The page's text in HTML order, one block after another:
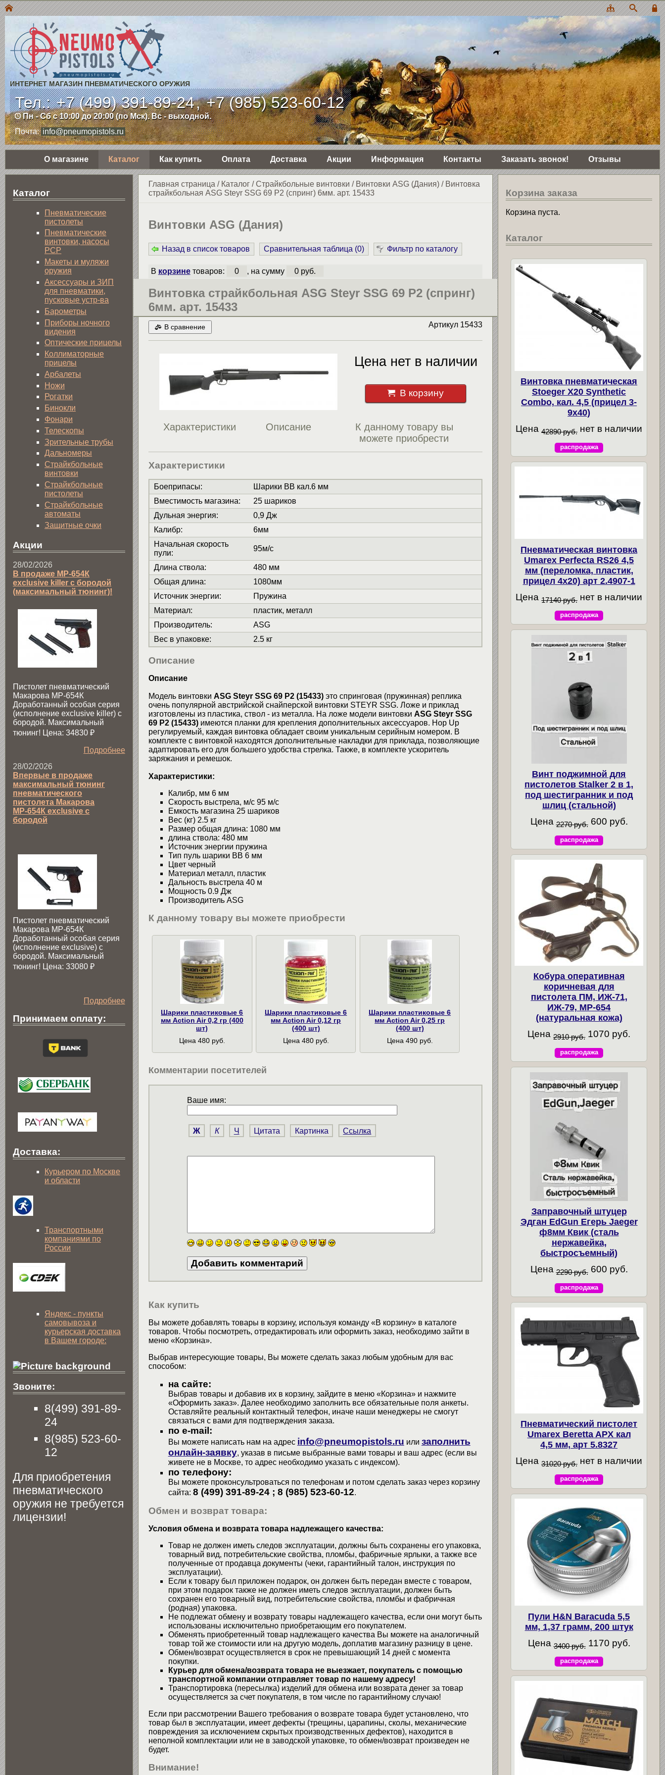
ИНТЕРНЕТ МАГАЗИН ПНЕВМАТИЧЕСКОГО ОРУЖИЯ
Тел.:+7 (499) 391-89-24,+7 (985) 523-60-12
Пн - Сб с 10:00 до 20:00 (по Мск). Вс - выходной.
Почта: info@pneumopistols.ru
О магазине Каталог Как купить Оплата Доставка Акции Информация Контакты Заказать звонок! Отзывы
Главная страница / Каталог/Страйкбольные винтовки / Винтовки ASG (Дания)/ Винтовка
страйкбольная ASG Steyr SSG 69 P2 (спринг) 6мм. арт. 15433
Винтовки ASG (Дания)
Назад в список товаров Сравнительная таблица (0) Фильтр по каталогу
В корзинетоваров: 0 , на сумму 0 руб.
Винтовка страйкбольная ASG Steyr SSG 69 P2 (спринг)
6мм. арт. 15433
В сравнение Артикул 15433
Цена нет в наличии
В корзину
Характеристики Описание
К данному товару вы
можете приобрести
Характеристики
Боеприпасы:
Шарики BB кал.6 мм
Вместимость магазина:
25 шариков
Дульная энергия:
0,9 Дж
Калибр:
6мм
Начальная скорость
пули:
95м/с
Длина ствола:
480 мм
Общая длина:
1080мм
Источник энергии:
Пружина
Материал:
пластик, металл
Производитель:
ASG
Вес в упаковке: 2.5 кг
Описание
Описание
Модель винтовки ASG Steyr SSG 69 P2 (15433)это спринговая (пружинная) реплика
очень популярной австрийской снайперской винтовки STEYR SSG. Ложе и приклад
изготовлены из пластика, ствол - из металла. На ложе модели винтовки ASG Steyr SSG
69 P2 (15433)имеются планки для крепления дополнительных аксессуаров. Hop Up
регулируемый, каждая винтовка обладает своим уникальным серийным номером. В
комплекте с винтовкой находятся дополнительные накладки для приклада, позволяющие
адаптировать его для большего удобства стрелка. Также, в комплекте ускоритель
заряжания и ремешок.
Характеристики:
Калибр, мм 6 мм
Скорость выстрела, м/с 95 м/с
Емкость магазина 25 шариков
Вес (кг) 2.5 кг
Размер общая длина: 1080 мм
длина ствола: 480 мм
Источник энергии пружина
Тип пуль шарики ВВ 6 мм
Цвет черный
Материал металл, пластик
Дальность выстрела 40 м
Мощность 0.9 Дж
Производитель ASG
К данному товару вы можете приобрести
Шарики пластиковые 6
мм Action Air 0,2 гр (400
шт)
Цена 480 руб.
Шарики пластиковые 6
мм Action Air 0,12 гр
(400 шт)
Цена 480 руб.
Шарики пластиковые 6
мм Action Air 0,25 гр
(400 шт)
Цена 490 руб.
Комментарии посетителей
Ваше имя:
Ж К Ч Цитата Картинка Ссылка
Как купить
Вы можете добавлять товары в корзину, используя команду «В корзину» в каталоге
товаров. Чтобы посмотреть, отредактировать или оформить заказ, необходимо зайти в
меню «Корзина».
Выбрав интересующие товары, Вы можете сделать заказ любым удобным для вас
способом:
на сайте:
Выбрав товары и добавив их в корзину, зайдите в меню «Корзина» и нажмите
«Оформить заказ». Далее необходимо заполнить все обязательные поля анкеты.
Оставляйте реальный контактный телефон, иначе наши менеджеры не смогут
связаться с вами для подтверждения заказа.
по e-mail:
Вы можете написать нам на адрес info@pneumopistols.ru или заполнить
онлайн-заявку, указав в письме выбранные вами товары и ваш адрес (если вы
живете не в Москве, то адрес необходимо указать с индексом).
по телефону:
Вы можете проконсультроваться по телефонам и потом сделать заказ через корзину
сайта: 8 (499) 391-89-24 ; 8 (985) 523-60-12.
Обмен и возврат товара:
Условия обмена и возврата товара надлежащего качества:
Товар не должен иметь следов эксплуатации, должны быть сохранены его упаковка,
товарный вид, потребительские свойства, пломбы, фабричные ярлыки, а также все
полученные от продавца документы (чеки, гарантийный талон, инструкция по
эксплуатации).
Если к товару был приложен подарок, он должен быть передан вместе с товаром,
при этом подарок также не должен иметь следов эксплуатации, должен быть
сохранен его товарный вид, потребительские свойства, пломбы и фабричная
(родная) упаковка.
Не подлежат обмену и возврату товары надлежащего качества, если они могут быть
использованы исключительно приобретающим его покупателем.
Обменять приобретенный товар надлежащего качества Вы можете на аналогичный
товар той же стоимости или на другую модель, доплатив магазину разницу в цене.
Обмен/возврат осуществляется в срок не превышающий 14 дней с момента
покупки.
Курьер для обмена/возврата товара не выезжает, покупатель с помощью
транспортной компании отправляет товар по нашему адресу!
Транспортировка (пересылка) изделий для обмена или возврата денег за товар
осуществляется за счет покупателя, в том числе по гарантийному случаю!
Если при рассмотрении Вашего требования о возврате товара будет установлено, что
товар был в эксплуатации, имеет дефекты (трещины, царапины, сколы, механические
повреждения за исключением скрытых производственных дефектов), находится в
неполной комплектации или не в заводской упаковке, то обмен/возврат произведен не
будет.
Внимание!
Каталог
Пнев­ма­ти­чес­кие
пистолеты
Пневматические
винтовки, насосы
PCP
Макеты и муляжи
оружия
Аксессуары и ЗИП
для пневматики,
пусковые устр-ва
Барометры
Приборы ночного
видения
Оптические прицелы
Коллиматорные
прицелы
Арбалеты
Ножи
Рогатки
Бинокли
Фонари
Телескопы
Зрительные трубы
Дальномеры
Страйкбольные
винтовки
Страйкбольные
пистолеты
Страйкбольные
автоматы
Защитные очки
Акции
28/02/2026
В продаже МР-654К
exclusive killer с бородой
(максимальный тюнинг)!
Пистолет пневматический
Макарова МР-654К
Доработанный особая серия
(исполнение exclusive killer) с
бородой. Максимальный
тюнинг! Цена: 34830 ₽
Подробнее
28/02/2026
Впервые в продаже
максимальный тюнинг
пневматического
пистолета Макарова
МР-654К exclusive с
бородой
Пистолет пневматический
Макарова МР-654К
Доработанный особая серия
(исполнение exclusive) c
бородой. Максимальный
тюнинг! Цена: 33080 ₽
Подробнее
Принимаем оплату:
Доставка:
Курьером по Москве
и области
Транспортными
компаниями по
России
Яндекс - пункты
самовывоза и
курьерская доставка
в Вашем городе:
Звоните:
8(499) 391-89-
24
8(985) 523-60-
12
Для приобретения
пневматического
оружия не требуется
лицензии!
Корзина заказа
Корзина пуста.
Каталог
Винтовка пневматическая
Stoeger X20 Synthetic
Combo, кал. 4,5 (прицел 3-
9х40)
Цена 42890 руб. нет в наличии
распродажа
Пневматическая винтовка
Umarex Perfecta RS26 4,5
мм (переломка, пластик,
прицел 4x20) арт 2.4907-1
Цена 17140 руб. нет в наличии
распродажа
Винт поджимной для
пистолетов Stalker 2 в 1,
под шестигранник и под
шлиц (стальной)
Цена 2270 руб. 600 руб.
распродажа
Кобура оперативная
коричневая для
пистолета ПМ, ИЖ-71,
ИЖ-79, МР-654
(натуральная кожа)
Цена 2910 руб. 1070 руб.
распродажа
Заправочный штуцер
Эдган EdGun Егерь Jaeger
ф8мм Квик (сталь
нержавейка,
быстросъемный)
Цена 2290 руб. 600 руб.
распродажа
Пневматический пистолет
Umarex Beretta APX кал
4,5 мм, арт 5.8327
Цена31020 руб. нет в наличии
распродажа
Пули H&N Baracuda 5,5
мм, 1,37 грамм, 200 штук
Цена 3400 руб. 1170 руб.
распродажа